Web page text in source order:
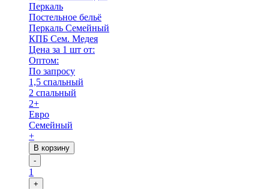
Перкаль
Постельное бельё
Перкаль Семейный
КПБ Сем. Медея
Цена за 1 шт от:
Оптом:
По запросу
1,5 спальный
2 спальный
2+
Евро
Семейный
+
В корзину
-
1
+